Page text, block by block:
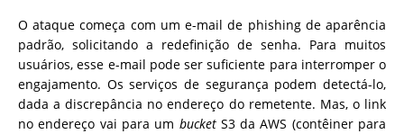
O ataque começa com um e-mail de phishing de aparência
padrão, solicitando a redefinição de senha. Para muitos
usuários, esse e-mail pode ser suficiente para interromper o
engajamento. Os serviços de segurança podem detectá-lo,
dada a discrepância no endereço do remetente. Mas, o link
no endereço vai para um bucketS3 da AWS (contêiner para